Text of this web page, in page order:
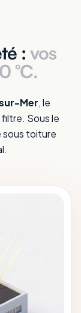
: vos
°C.
Mer, le
Sous le
sous toiture